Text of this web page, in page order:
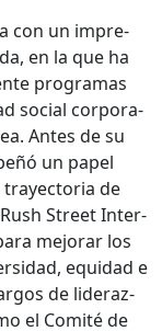
con un impre­
en la que ha
pro­gra­mas
social cor­po­ra­
Antes de su
un papel
de
Street Inter­
mejo­rar los
equidad e
de lid­er­az­
el Comité de